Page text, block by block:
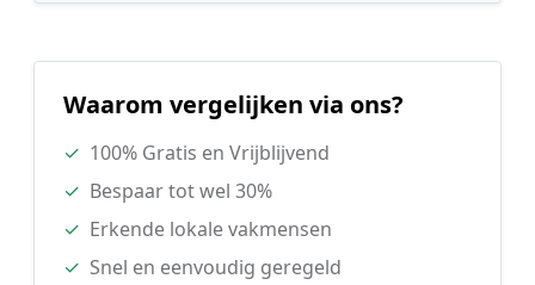
Waarom vergelijken via ons?
✓ 100% Gratis en Vrijblijvend
✓ Bespaar tot wel 30%
✓ Erkende lokale vakmensen
✓ Snel en eenvoudig geregeld